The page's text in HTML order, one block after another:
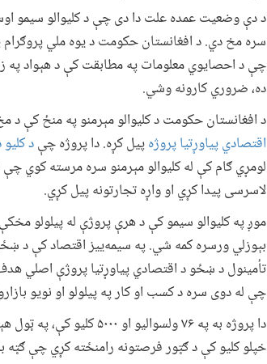
د دې وضعیت عمده علت دا دی چې د کلیوالو سیمو
سره مخ دي. د افغانستان حکومت د یوه ملي پروګرام
چې د احصایوي معلومات په مطابقت کې د هېواد په
ده، ضروري کارونه وشي.
د افغانستان حکومت د کلیوالو مېرمنو په منځ کې د مخ په
اقتصادي پیاوړتیا پروژهپیل کړه. دا پروژه چېد
لومړي ګام کې له کلیوالو مېرمنو سره مرسته کوي
لاسرسی پیدا کړي او واړه تجارتونه پیل کړي.
موږ په کلیوالو سیمو کې د هرې پروژې له پیلولو
بېوزلي ورسره کمه شي. په سیمه‌ییز اقتصاد کې د
تأمینول د ښځو د اقتصادي پیاوړتیا پروژې اصلي
چې له دوی سره د کسب او کار په پیلولو او نویو
دا پروژه به په ۷۶
خپلو کلیو کې د ګټور فرصتونه رامنځته کړي چې ګټه